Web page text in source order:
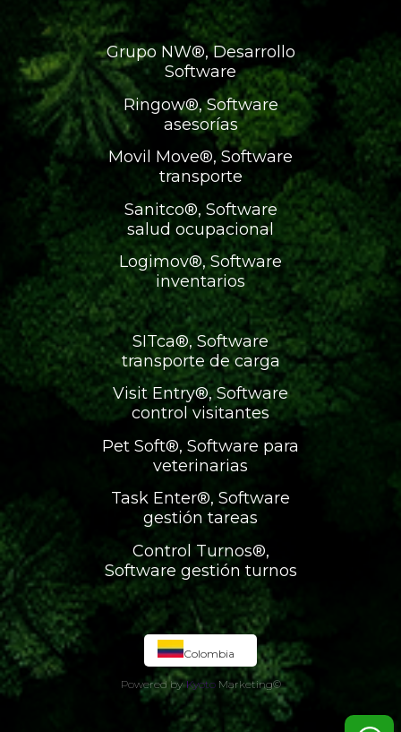
Grupo NW®, Desarrollo
Software
Ringow®, Software
asesorías
Movil Move®, Software
transporte
Sanitco®, Software
salud ocupacional
Logimov®, Software
inventarios
SITca®, Software
transporte de carga
Visit Entry®, Software
control visitantes
Pet Soft®, Software para
veterinarias
Task Enter®, Software
gestión tareas
Control Turnos®,
Software gestión turnos
Colombia
Powered by Kyoto Marketing©